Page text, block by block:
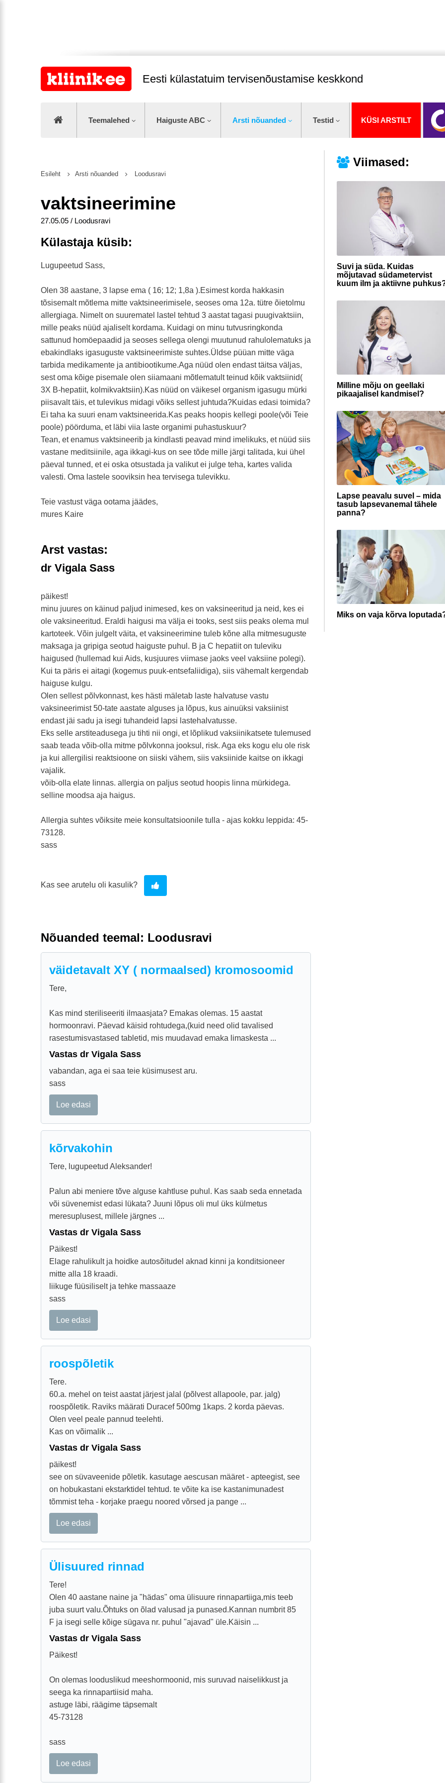
Eesti külastatuim tervisenõustamise keskkond
Teemalehed Haiguste ABC Arsti nõuanded Testid KÜSI ARSTILT
Viimased:
Suvi ja süda. Kuidas
mõjutavad südametervist
kuum ilm ja aktiivne
Milline mõju on geellaki
pikaajalisel kandmisel?
Lapse peavalu suvel – mida
tasub lapsevanemal tähele
panna?
Miks on vaja kõrva
Esileht Arsti nõuanded Loodusravi
vaktsineerimine
27.05.05 / Loodusravi
Külastaja küsib:
Lugupeetud Sass,
Olen 38 aastane, 3 lapse ema ( 16; 12; 1,8a ).Esimest korda hakkasin
tõsisemalt mõtlema mitte vaktsineerimisele, seoses oma 12a. tütre õietolmu
allergiaga. Nimelt on suurematel lastel tehtud 3 aastat tagasi puugivaktsiin,
mille peaks nüüd ajaliselt kordama. Kuidagi on minu tutvusringkonda
sattunud homöepaadid ja seoses sellega olengi muutunud rahulolematuks ja
ebakindlaks igasuguste vaktsineerimiste suhtes.Üldse püüan mitte väga
tarbida medikamente ja antibiootikume.Aga nüüd olen endast täitsa väljas,
sest oma kõige pisemale olen siiamaani mõtlematult teinud kõik vaktsiinid(
3X B-hepatiit, kolmikvaktsiin).Kas nüüd on väikesel organism igasugu mürki
piisavalt täis, et tulevikus midagi võiks sellest juhtuda?Kuidas edasi toimida?
Ei taha ka suuri enam vaktsineerida.Kas peaks hoopis kellegi poole(või Teie
poole) pöörduma, et läbi viia laste organimi puhastuskuur?
Tean, et enamus vaktsineerib ja kindlasti peavad mind imelikuks, et nüüd siis
vastane meditsiinile, aga ikkagi-kus on see tõde mille järgi talitada, kui ühel
päeval tunned, et ei oska otsustada ja valikut ei julge teha, kartes valida
valesti. Oma lastele sooviksin hea tervisega tulevikku.
Teie vastust väga ootama jäädes,
mures Kaire
Arst vastas:
dr Vigala Sass
päikest!
minu juures on käinud paljud inimesed, kes on vaksineeritud ja neid, kes ei
ole vaksineeritud. Eraldi haigusi ma välja ei tooks, sest siis peaks olema mul
kartoteek. Võin julgelt väita, et vaksineerimine tuleb kõne alla mitmesuguste
maksaga ja gripiga seotud haiguste puhul. B ja C hepatiit on tuleviku
haigused (hullemad kui Aids, kusjuures viimase jaoks veel vaksiine polegi).
Kui ta päris ei aitagi (kogemus puuk-entsefaliidiga), siis vähemalt kergendab
haiguse kulgu.
Olen sellest põlvkonnast, kes hästi mäletab laste halvatuse vastu
vaksineerimist 50-tate aastate alguses ja lõpus, kus ainuüksi vaksiinist
endast jäi sadu ja isegi tuhandeid lapsi lastehalvatusse.
Eks selle arstiteadusega ju tihti nii ongi, et lõplikud vaksiinikatsete tulemused
saab teada võib-olla mitme põlvkonna jooksul, risk. Aga eks kogu elu ole risk
ja kui allergilisi reaktsioone on siiski vähem, siis vaksiinide kaitse on ikkagi
vajalik.
võib-olla elate linnas. allergia on paljus seotud hoopis linna mürkidega.
selline moodsa aja haigus.
Allergia suhtes võiksite meie konsultatsioonile tulla - ajas kokku leppida: 45-
73128.
sass
Kas see arutelu oli kasulik?
Nõuanded teemal: Loodusravi
väidetavalt XY ( normaalsed) kromosoomid
Tere,
Kas mind steriliseeriti ilmaasjata? Emakas olemas. 15 aastat
hormoonravi. Päevad käisid rohtudega,(kuid need olid tavalised
rasestumisvastased tabletid, mis muudavad emaka limaskesta ...
Vastas dr Vigala Sass
vabandan, aga ei saa teie küsimusest aru.
sass
Loe edasi
kõrvakohin
Tere, lugupeetud Aleksander!
Palun abi meniere tõve alguse kahtluse puhul. Kas saab seda ennetada
või süvenemist edasi lükata? Juuni lõpus oli mul üks külmetus
meresuplusest, millele järgnes ...
Vastas dr Vigala Sass
Päikest!
Elage rahulikult ja hoidke autosõitudel aknad kinni ja konditsioneer
mitte alla 18 kraadi.
liikuge füüsiliselt ja tehke massaaze
sass
Loe edasi
roospõletik
Tere.
60.a. mehel on teist aastat järjest jalal (põlvest allapoole, par. jalg)
roospõletik. Raviks määrati Duracef 500mg 1kaps. 2 korda päevas.
Olen veel peale pannud teelehti.
Kas on võimalik ...
Vastas dr Vigala Sass
päikest!
see on süvaveenide põletik. kasutage aescusan määret - apteegist, see
on hobukastani ekstarktidel tehtud. te võite ka ise kastanimunadest
tõmmist teha - korjake praegu noored võrsed ja pange ...
Loe edasi
Ülisuured rinnad
Tere!
Olen 40 aastane naine ja "hädas" oma ülisuure rinnapartiiga,mis teeb
juba suurt valu.Õhtuks on õlad valusad ja punased.Kannan numbrit 85
F ja isegi selle kõige sügava nr. puhul "ajavad" üle.Käisin ...
Vastas dr Vigala Sass
Päikest!
On olemas looduslikud meeshormoonid, mis suruvad naiselikkust ja
seega ka rinnapartiisid maha.
astuge läbi, räägime täpsemalt
45-73128
sass
Loe edasi